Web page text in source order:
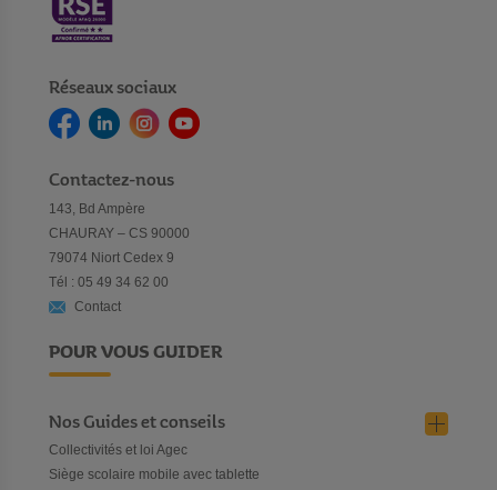
Réseaux sociaux
Contactez-nous
143, Bd Ampère
CHAURAY – CS 90000
79074 Niort Cedex 9
Tél : 05 49 34 62 00
Contact
POUR VOUS GUIDER
Nos Guides et conseils
Collectivités et loi Agec
Siège scolaire mobile avec tablette